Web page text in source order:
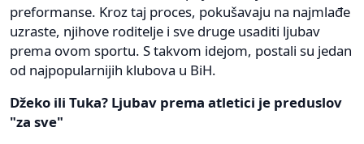
preformanse. Kroz taj proces, pokušavaju na najmlađe
uzraste, njihove roditelje i sve druge usaditi ljubav
prema ovom sportu. S takvom idejom, postali su jedan
od najpopularnijih klubova u BiH.
Džeko ili Tuka? Ljubav prema atletici je preduslov
"za sve"